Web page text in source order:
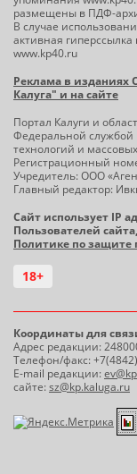
размещены в ПДФ-
В случае
активная
www.kp40.ru
Реклама в изданиях
Калуга" и на сайте
Портал Калуги и
Федеральной
технологий и
Регистрационный
Учредитель: ООО
Главный редактор:
Сайт использует IP
Пользователей
Политике по защите
18+
Координаты для
Адрес редакции:
Телефон/факс:
E-mail редакции:
сайте:sz@kp.kaluga.ru